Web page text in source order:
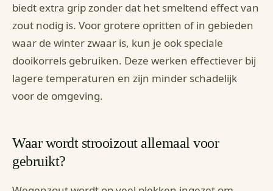
biedt extra grip zonder dat het smeltend effect van
zout nodig is. Voor grotere opritten of in gebieden
waar de winter zwaar is, kun je ook speciale
dooikorrels gebruiken. Deze werken effectiever bij
lagere temperaturen en zijn minder schadelijk
voor de omgeving.
Waar wordt strooizout allemaal voor
gebruikt?